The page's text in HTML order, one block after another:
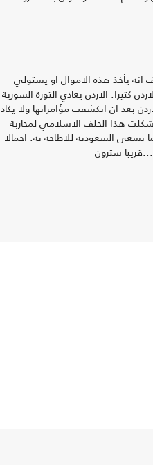
انه يأخذ هذه الاموال او يستولي
كثيرا. الاردن يعادي الثورة السورية
بعد ان انكشفت مؤامراتها ولا يكاد
هذا الحلف الاسلامي لمحاربة
تسعى السعودية للاطاحة به. اجمالا
سترون